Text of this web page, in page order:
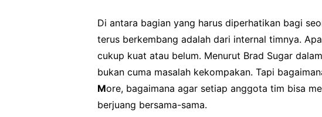
Di antara bagian yang harus diperhatikan bagi
terus berkembang adalah dari internal timnya.
cukup kuat atau belum. Menurut Brad Sugar
bukan cuma masalah kekompakan. Tapi
More, bagaimana agar setiap anggota tim bisa
berjuang bersama-sama.